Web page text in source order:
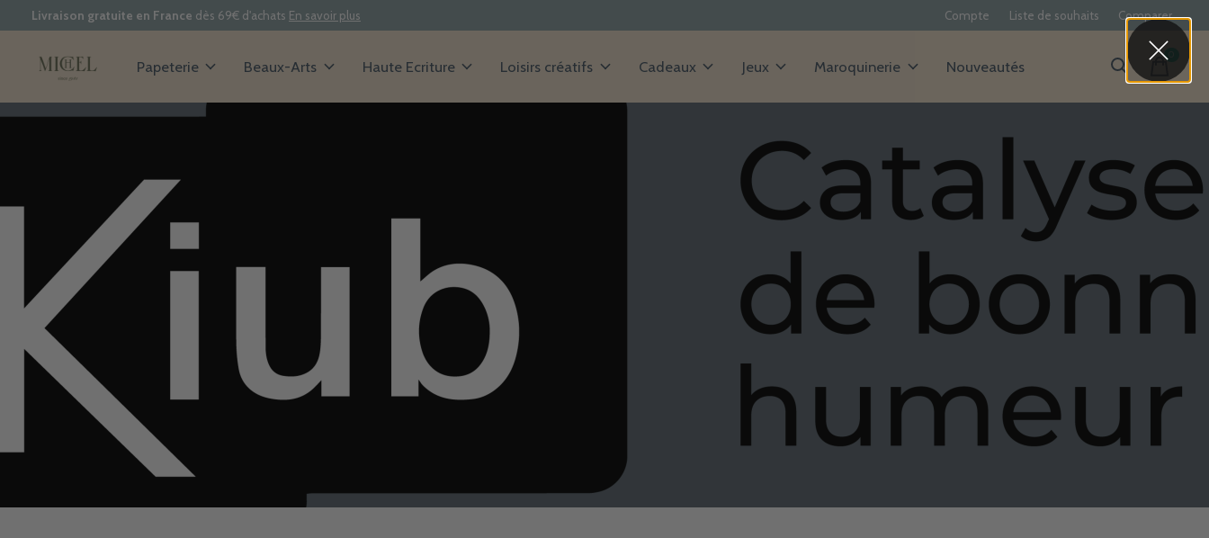
Livraison gratuite en France dès 69€ d'achats En savoir plus Compte Liste de souhaits Comparer
Papeterie Beaux-Arts Haute Ecriture Loisirs créatifs Cadeaux Jeux Maroquinerie Nouveautés items